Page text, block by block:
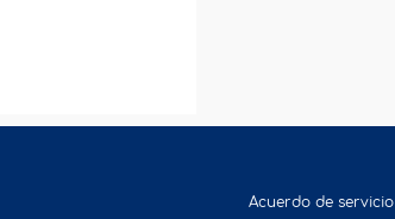
Acuerdo de servicio